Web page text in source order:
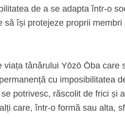
de a se adapta într-o
să își protejeze proprii
tânărului Yōzō Ōba care
cu imposibilitatea
potrivesc, răscolit de frici și
care, într-o formă sau alta,